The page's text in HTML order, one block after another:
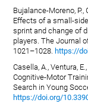
Bujalance-Moreno, P.,
Effects of a small-
sprint and change of
players. The Journal
1021–1028. https://
Casella, A., Ventura,
Cognitive-Motor
Search in Young
https://doi.org/